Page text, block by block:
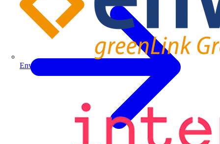
Enwitec